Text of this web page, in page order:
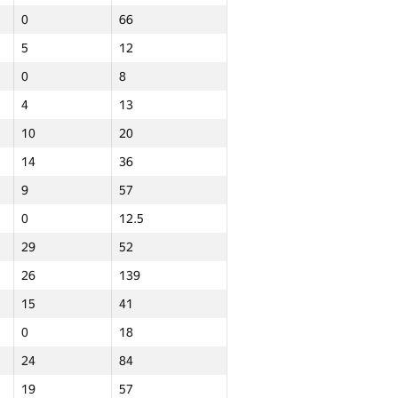
0
66
5
12
0
8
4
13
10
20
14
36
9
57
0
12.5
29
52
26
139
15
41
0
18
24
84
19
57
0
0
—
0
0
9.5
—
4.5
0
53
—
38
0
34
0
66
5
12
0
8
4
13
10
20
14
36
9
57